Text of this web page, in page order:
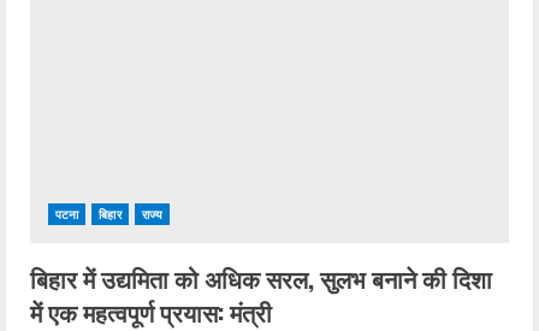
पटना बिहार राज्य
बिहार में उद्यमिता को अधिक सरल, सुलभ बनाने की दिशा
में एक महत्वपूर्ण प्रयास: मंत्री